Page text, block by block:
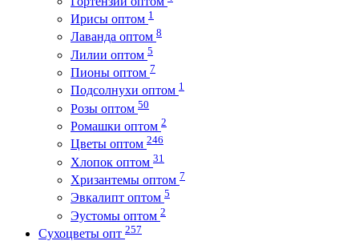
Ирисы оптом 1
Лаванда оптом 8
Лилии оптом 5
Пионы оптом 7
Подсолнухи оптом 1
Розы оптом 50
Ромашки оптом 2
Цветы оптом 246
Хлопок оптом 31
Хризантемы оптом 7
Эвкалипт оптом 5
Эустомы оптом 2
Сухоцветы опт 257